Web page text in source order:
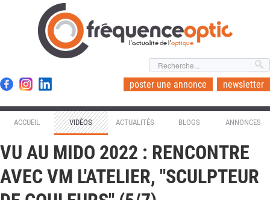
l'actualité de l'optique
poster une annonce newsletter
ACCUEIL VIDÉOS ACTUALITÉS BLOGS ANNONCES
VU AU MIDO 2022 : RENCONTRE
AVEC VM L'ATELIER, "SCULPTEUR